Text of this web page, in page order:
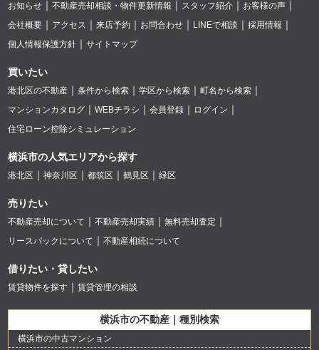
お知らせ 不動産売却相談・物件更新情報 スタッフ紹介
お客様の声
会社概要
アクセス 来店予約 お問合わせ LINEで相談
採用情報
個人情報保護方針
サイトマップ
買いたい
港北区の不動産 条件から検索 学区から検索
町名から検索
マンションカタログ
WEBチラシ 会員登録
ログイン
住宅ローン控除シミュレーション
横浜市の人気エリアから探す
港北区 神奈川区 都筑区 鶴見区 緑区
売りたい
不動産売却について 不動産売却実績
無料売却査定
リースバックについて
不動産相続について
借りたい・貸したい
賃貸物件を探す 賃貸管理の相談
横浜市の不動産｜種別検索
横浜市の中古マンション